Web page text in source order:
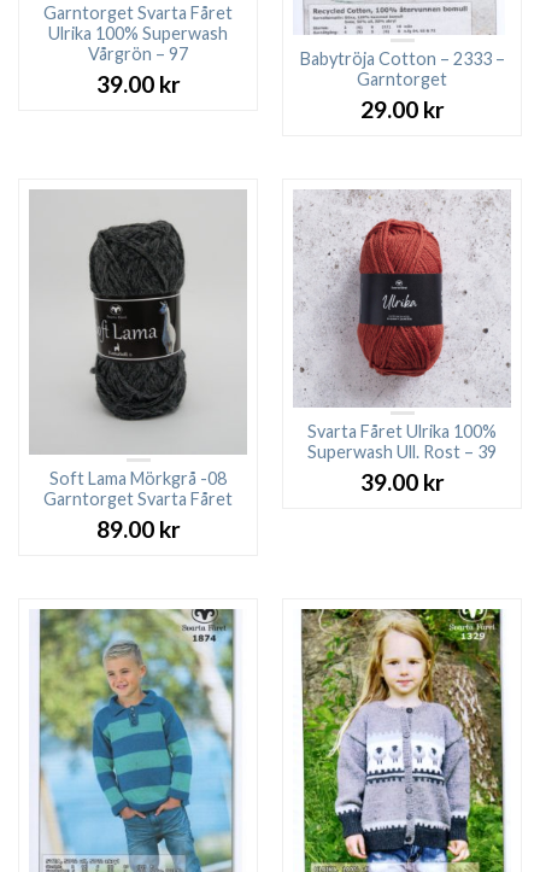
Garntorget Svarta Fåret
Ulrika 100% Superwash
Vårgrön – 97
39.00 kr
Babytröja Cotton – 2333 –
Garntorget
29.00 kr
Soft Lama Mörkgrå -08
Garntorget Svarta Fåret
89.00 kr
Svarta Fåret Ulrika 100%
Superwash Ull. Rost – 39
39.00 kr